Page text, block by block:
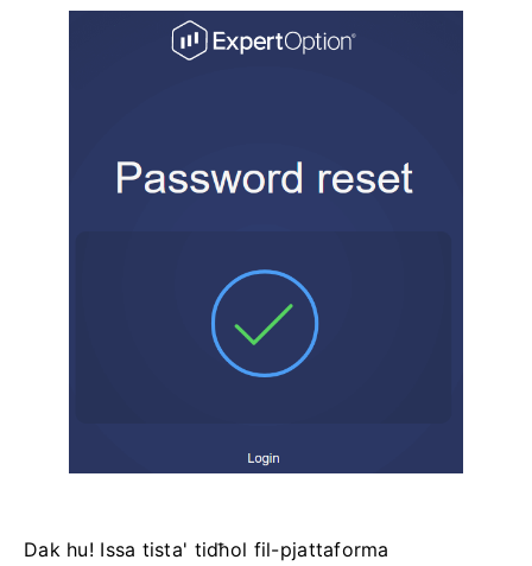
Dak hu! Issa tista' tidħol fil-pjattaforma